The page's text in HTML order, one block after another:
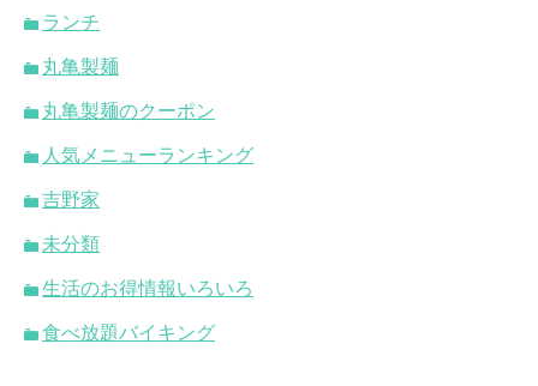
ランチ
丸亀製麺
丸亀製麺のクーポン
人気メニューランキング
吉野家
未分類
生活のお得情報いろいろ
食べ放題バイキング